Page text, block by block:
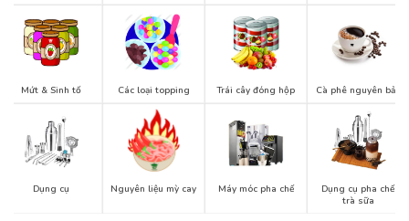
Mứt & Sinh tố Các loại topping Trái cây đóng hộp Cà phê nguyên bản
Dụng cụ Nguyên liệu mỳ cay Máy móc pha chế
Dụng cụ pha chế
trà sữa